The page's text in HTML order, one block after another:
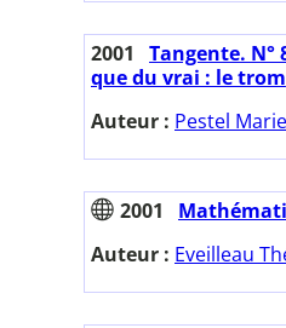
2001
Tangente. N°
que du vrai : le
Auteur : Pestel
2001
Auteur : Eveilleau